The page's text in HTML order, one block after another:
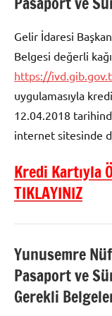
Gelir İdaresi
Belgesi değerli
https://
uygulamasıyla
12.04.2018
internet sitesinde
Kredi Kartıyla
TIKLAYINIZ
Yunusemre
Pasaport ve
Gerekli